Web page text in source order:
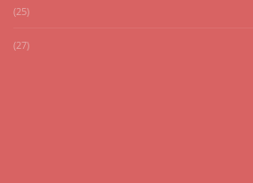
(25)
(27)